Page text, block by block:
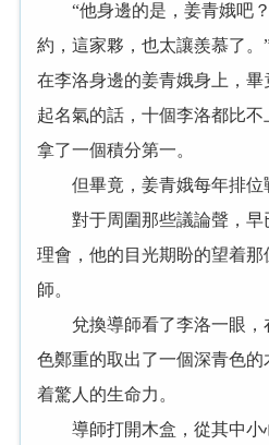
“他身邊的是，姜青娥吧？
約，這家夥，也太讓羨慕了。
在李洛身邊的姜青娥身上，
起名氣的話，十個李洛都比
拿了一個積分第一。
但畢竟，姜青娥每年排位
對于周圍那些議論聲，早
理會，他的目光期盼的望着
師。
兌換導師看了李洛一眼，
色鄭重的取出了一個深青色
着驚人的生命力。
導師打開木盒，從其中小